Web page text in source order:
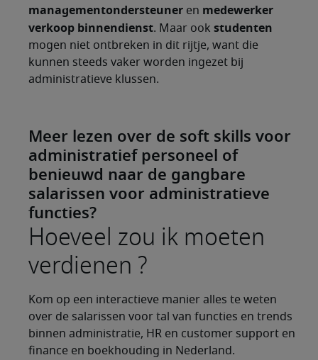
managementondersteuner en medewerker
verkoop binnendienst. Maar ook studenten
mogen niet ontbreken in dit rijtje, want die
kunnen steeds vaker worden ingezet bij
administratieve klussen.
Meer lezen over de soft skills voor
administratief personeel of
benieuwd naar de gangbare
salarissen voor administratieve
functies?
Hoeveel zou ik moeten
verdienen ?
Kom op een interactieve manier alles te weten
over de salarissen voor tal van functies en trends
binnen administratie, HR en customer support en
finance en boekhouding in Nederland.